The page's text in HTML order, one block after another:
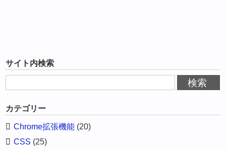
サイト内検索
カテゴリー
Chrome拡張機能 (20)
CSS (25)